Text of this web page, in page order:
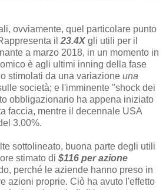
ovviamente, quel particolare punto
il 23.4X gli utili per il
a marzo 2018, in un momento in
è agli ultimi inning della fase
stimolati da una variazione una
società; e l'imminente "shock dei
obbligazionario ha appena iniziato
faccia, mentre il decennale USA
3.00%.
sottolineato, buona parte degli utili
stimato di $116 per azione
perché le aziende hanno preso in
azioni proprie. Ciò ha avuto l'effetto